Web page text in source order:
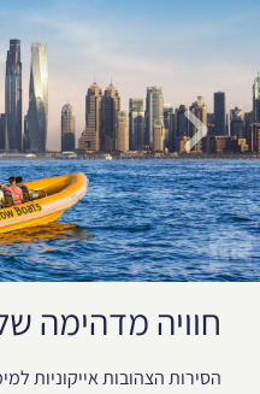
חוויה מדהימה
הסירות הצהובות אייקוניות